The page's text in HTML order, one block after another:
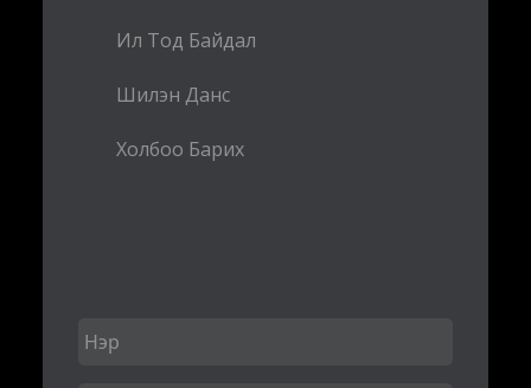
Ил Тод Байдал
Шилэн Данс
Холбоо Барих